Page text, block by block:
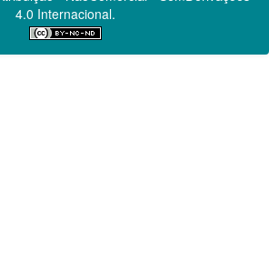
4.0 Internacional.